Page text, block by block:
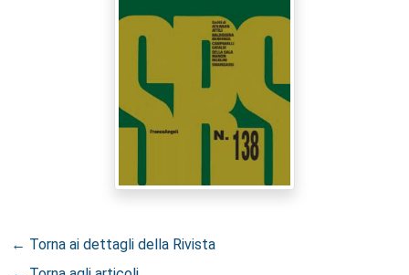
← Torna ai dettagli della Rivista